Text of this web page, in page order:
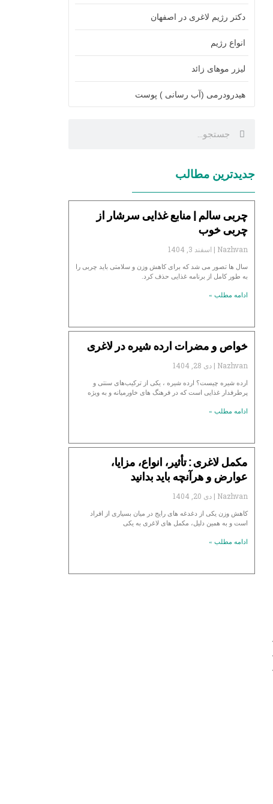
دکتر رژیم لاغری در اصفهان
انواع رژیم
لیزر موهای زائد
هیدرودرمی (آب رسانی ) پوست
جدیدترین مطالب
چربی سالم | منابع غذایی سرشار از
چربی خوب
Nazhvan اسفند 3, 1404
سال ها تصور می شد که برای کاهش وزن و سلامتی باید چربی را
به طور کامل از برنامه غذایی حذف کرد.
ادامه مطلب »
خواص و مضرات ارده شیره در لاغری
Nazhvan دی 28, 1404
ارده شیره چیست؟ ارده شیره ، یکی از ترکیب‌های سنتی و
پرطرفدار غذایی است که در فرهنگ‌ های خاورمیانه و به ویژه
ادامه مطلب »
مکمل لاغری : تأثیر، انواع، مزایا،
عوارض و هرآنچه باید بدانید
Nazhvan دی 20, 1404
کاهش وزن یکی از دغدغه‌ های رایج در میان بسیاری از افراد
است و به همین دلیل، مکمل‌ های لاغری به یکی
ادامه مطلب »